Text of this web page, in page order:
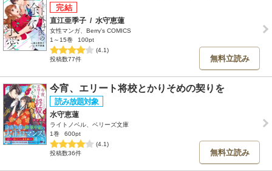
直江亜季子 / 水守恵蓮
女性マンガ、Berry's COMICS
1～15巻
100pt
(4.1)
投稿数77件
無料立読み
今宵、エリート将校とかりそめの契りを
水守恵蓮
ライトノベル、ベリーズ文庫
1巻
600pt
(4.1)
投稿数36件
無料立読み